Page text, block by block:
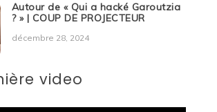
Autour de « Qui a hacké Garoutzia
? » | COUP DE PROJECTEUR
décembre 28, 2024
video